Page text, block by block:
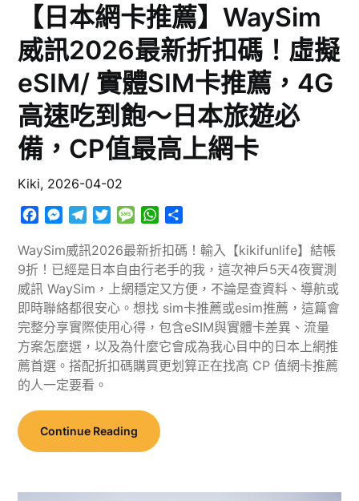
【日本網卡推薦】WaySim
威訊2026最新折扣碼！虛擬
eSIM/ 實體SIM卡推薦，4G
高速吃到飽～日本旅遊必
備，CP值最高上網卡
Kiki, 2026-04-02
Facebook
Messenger
TelegramTwitterMessageWhatsApp
WaySim威訊2026最新折扣碼！輸入【kikifunlife】結帳
9折！已經是日本自由行老手的我，這次神戶5天4夜實測
威訊 WaySim，上網穩定又方便，不論是查資料、導航或
即時聯絡都很安心。想找 sim卡推薦或esim推薦，這篇會
完整分享實際使用心得，包含eSIM與實體卡差異、流量
方案怎麼選，以及為什麼它會成為我心目中的日本上網推
薦首選。搭配折扣碼購買更划算正在找高 CP 值網卡推薦
的人一定要看。
Continue Reading